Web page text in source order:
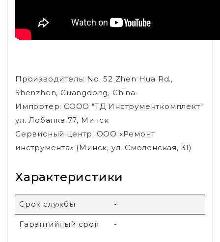
Производитель: No. 52 Zhen Hua Rd.,
Shenzhen, Guangdong, China
Импортер: СООО "ТД Инструменткомплект"
ул. Лобанка 77, Минск
Сервисный центр: ООО «Ремонт
инструмента» (Минск, ул. Смоленская, 31)
Характеристики
Срок службы -
Гарантийный срок -